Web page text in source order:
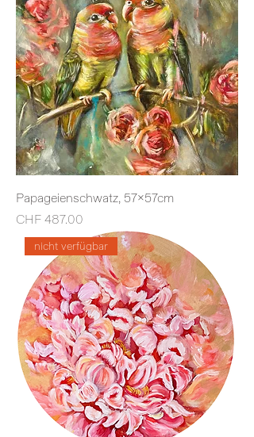
Papageienschwatz, 57x57cm
Preis
CHF 487.00
nicht verfügbar